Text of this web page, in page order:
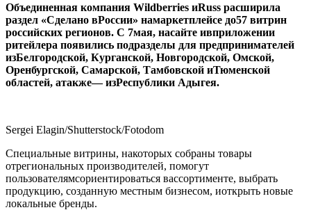
Объединенная компания Wildberries иRuss расширила
раздел «Сделано вРоссии» намаркетплейсе до57 витрин
российских регионов. С 7мая, насайте ивприложении
ритейлера появились подразделы для предпринимателей
изБелгородской, Курганской, Новгородской, Омской,
Оренбургской, Самарской, Тамбовской иТюменской
областей, атакже— изРеспублики Адыгея.
Sergei Elagin/Shutterstock/Fotodom
Специальные витрины, накоторых собраны товары
отрегиональных производителей, помогут
пользователямсориентироваться вассортименте, выбрать
продукцию, созданную местным бизнесом, иоткрыть новые
локальные бренды.